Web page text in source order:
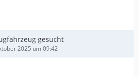
gesucht
2025 um 09:42